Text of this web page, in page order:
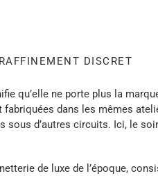
DISCRET
qu’elle ne porte plus la
fabriquées dans les mêmes
sous d’autres circuits. Ici, le
de luxe de l’époque,